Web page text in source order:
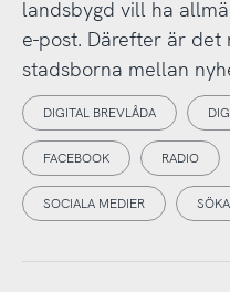
landsbygd vill ha
e-post. Därefter är det
stadsborna mellan
DIGITAL BREVLÅDA
FACEBOOK RADIO
SOCIALA MEDIER SÖKA